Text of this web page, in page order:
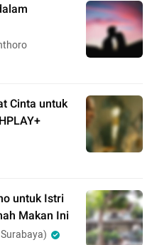
Cinta untuk
untuk Istri
Makan Ini